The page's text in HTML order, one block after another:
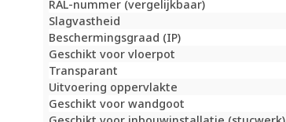
RAL-nummer (vergelijkbaar)
Slagvastheid
Beschermingsgraad (IP)
Geschikt voor vloerpot
Transparant
Uitvoering oppervlakte
Geschikt voor wandgoot